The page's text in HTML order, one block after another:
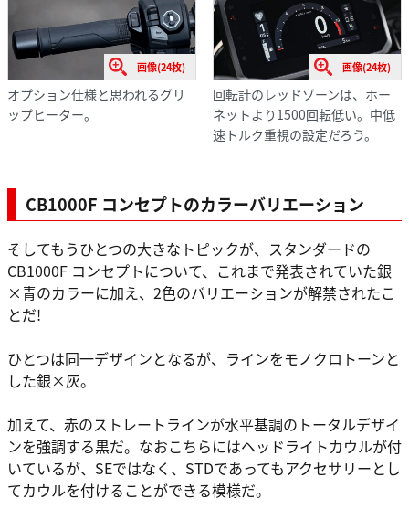
画像(24枚)
オプション仕様と思われるグリ
ップヒーター。
画像(24枚)
回転計のレッドゾーンは、ホー
ネットより1500回転低い。中低
速トルク重視の設定だろう。
CB1000F コンセプトのカラーバリエーション
そしてもうひとつの大きなトピックが、スタンダードの
CB1000F コンセプトについて、これまで発表されていた銀
×青のカラーに加え、2色のバリエーションが解禁されたこ
とだ!
ひとつは同一デザインとなるが、ラインをモノクロトーンと
した銀×灰。
加えて、赤のストレートラインが水平基調のトータルデザイ
ンを強調する黒だ。なおこちらにはヘッドライトカウルが付
いているが、SEではなく、STDであってもアクセサリーとし
てカウルを付けることができる模様だ。